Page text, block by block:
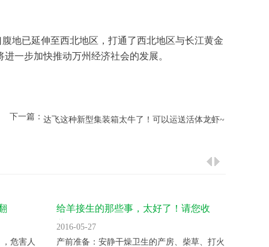
地已延伸至西北地区，打通了西北地区与长江黄金
一步加快推动万州经济社会的发展。
下一篇： 达飞这种新型集装箱太牛了！可以运送活体龙虾~
危害人
给羊接生的那些事，太好了！请您收
藏！
2016-05-27
产前准备：安静干燥卫生的产房、柴草、打火